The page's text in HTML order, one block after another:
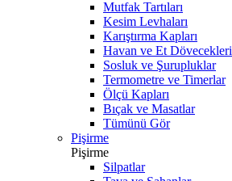
Mutfak Tartıları
Kesim Levhaları
Karıştırma Kapları
Havan ve Et Dövecekleri
Sosluk ve Şurupluklar
Termometre ve Timerlar
Ölçü Kapları
Bıçak ve Masatlar
Tümünü Gör
Pişirme
Pişirme
Silpatlar